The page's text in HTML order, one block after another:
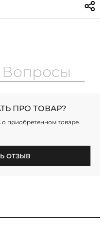
Вопросы
ПРО ТОВАР?
о приобретенном товаре.
ОТЗЫВ